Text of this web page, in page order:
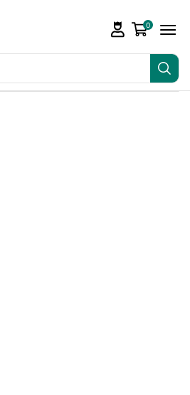
0